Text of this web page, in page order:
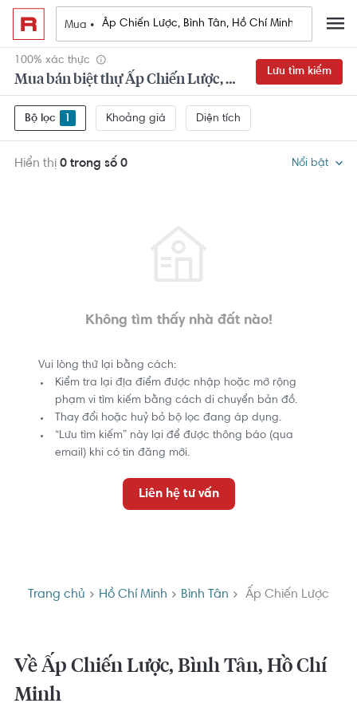
Mua •
100% xác thực
Mua bán biệt thự Ấp Chiến Lược, Bình Tân, Hồ Chí Minh
Lưu tìm kiếm
Bộ lọc 1 Khoảng giá Diện tích
Hiển thị 0 trong số 0 Nổi bật
Không tìm thấy nhà đất nào!
Vui lòng thử lại bằng cách:
Kiểm tra lại địa điểm được nhập hoặc mở rộng
phạm vi tìm kiếm bằng cách di chuyển bản đồ.
Thay đổi hoặc huỷ bỏ bộ lọc đang áp dụng.
“Lưu tìm kiếm” này lại để được thông báo (qua
email) khi có tin đăng mới.
Liên hệ tư vấn
Trang chủ Hồ Chí Minh Bình Tân Ấp Chiến Lược
Về Ấp Chiến Lược, Bình Tân, Hồ Chí
Minh